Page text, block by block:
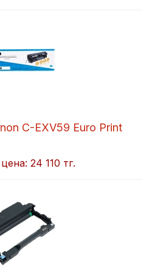
C-EXV59 Euro Print
24 110 тг.